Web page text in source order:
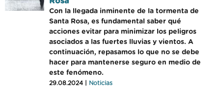
Con la llegada inminente de la tormenta de
Santa Rosa, es fundamental saber qué
acciones evitar para minimizar los peligros
asociados a las fuertes lluvias y vientos. A
continuación, repasamos lo que no se debe
hacer para mantenerse seguro en medio de
este fenómeno.
29.08.2024 | Noticias